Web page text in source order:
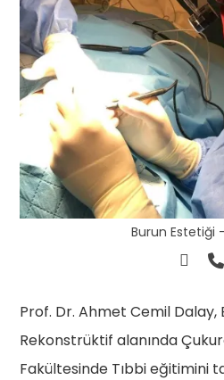
Burun Estetiği
Prof. Dr. Ahmet Cemil Dalay,
Rekonstrüktif alanında
Fakültesinde Tıbbi eğitimini